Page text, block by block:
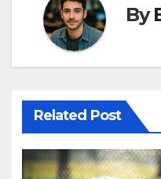
By
Related Post